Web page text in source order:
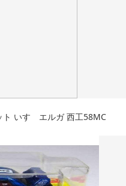
いすゞエルガ 西工58MC